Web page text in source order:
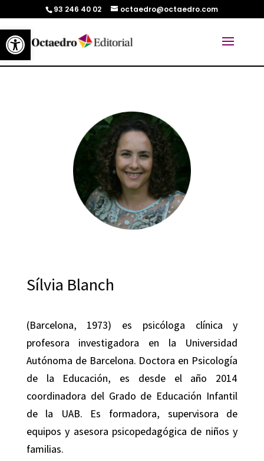
Abrir barra de herramientas
93 246 40 02 octaedro@octaedro.com
Sílvia Blanch
(Barcelona, 1973) es psicóloga clínica y
profesora investigadora en la Universidad
Autónoma de Barcelona. Doctora en Psicología
de la Educación, es desde el año 2014
coordinadora del Grado de Educación Infantil
de la UAB. Es formadora, supervisora de
equipos y asesora psicopedagógica de niños y
familias.